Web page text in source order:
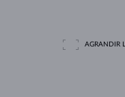
AGRANDIR